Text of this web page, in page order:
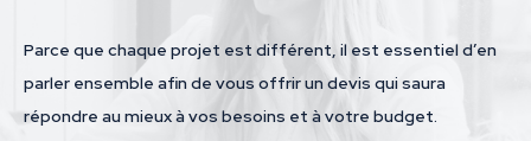
Parce que chaque projet est différent, il est essentiel d’en
parler ensemble afin de vous offrir un devis qui saura
répondre au mieux à vos besoins et à votre budget.